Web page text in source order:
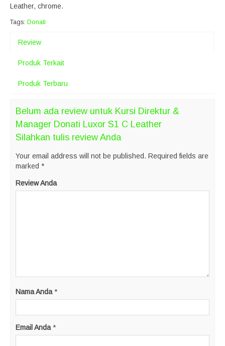
Leather, chrome.
Tags: Donati
Review
Produk Terkait
Produk Terbaru
Belum ada review untuk Kursi Direktur &
Manager Donati Luxor S1 C Leather
Silahkan tulis review Anda
Your email address will not be published. Required fields are
marked *
Review Anda
Nama Anda *
Email Anda *